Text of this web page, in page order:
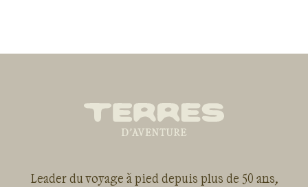
Leader du voyage à pied depuis plus de 50 ans,